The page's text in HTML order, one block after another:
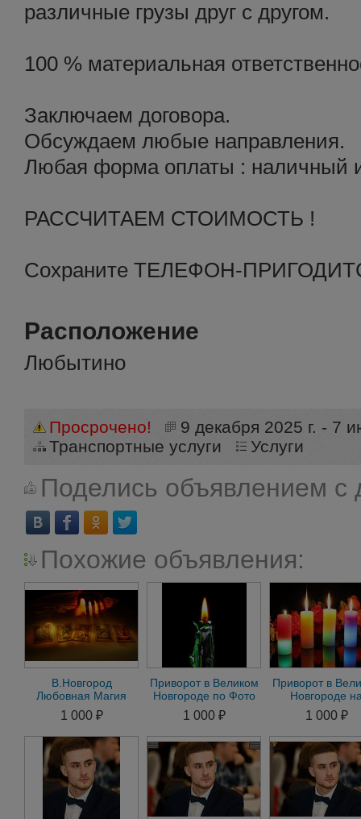
различные грузы друг с другом.
100 % материальная
Заключаем договора.
Обсуждаем любые направления.
Любая форма оплаты : наличный
РАССЧИТАЕМ СТОИМОСТЬ !
Сохраните ТЕЛЕФОН-
Расположение
Любытино
Просрочено!
9 декабря 2025 г. - 7
Транспортные услуги
Услуги
Поделись объявлением с
Похожие объявления:
В.Новгород
Любовная Магия
Сделаю Любой
Приворот по
фотографии
1 000 ₽
Приворот в Великом
Новгороде по Фото
на Мужчину.
Приворот на
Женщину
1 000 ₽
Приворот в
Новгороде
Мужчину.
на Женщину по
1 000 ₽